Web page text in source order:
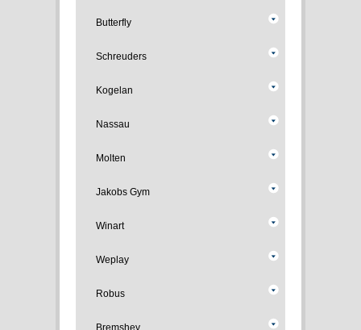
Butterfly
Schreuders
Kogelan
Nassau
Molten
Jakobs Gym
Winart
Weplay
Robus
Bremshey